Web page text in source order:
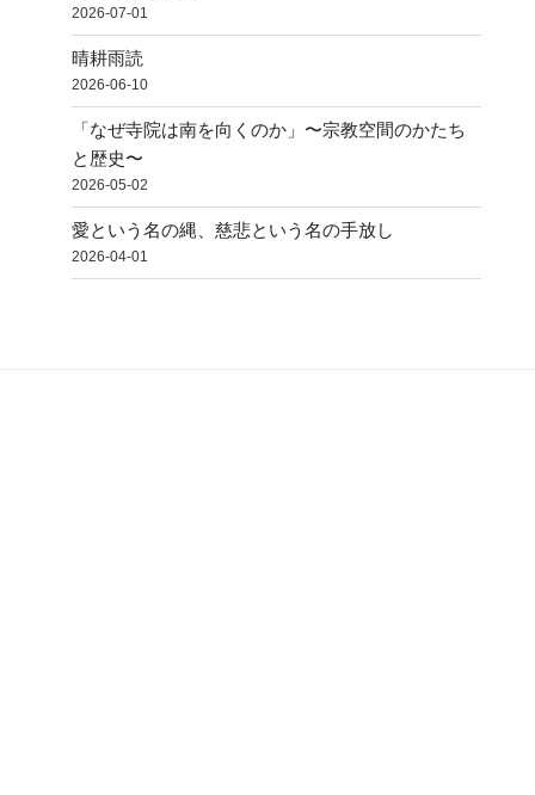
2026-07-01
晴耕雨読
2026-06-10
「なぜ寺院は南を向くのか」〜宗教空間のかたち
と歴史〜
2026-05-02
愛という名の縄、慈悲という名の手放し
2026-04-01